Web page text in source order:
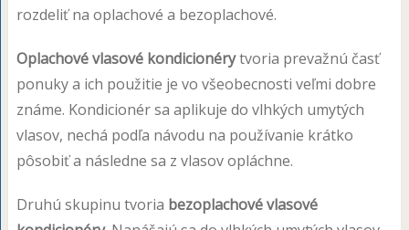
rozdeliť na oplachové a bezoplachové.
Oplachové vlasové kondicionérytvoria prevažnú časť
ponuky a ich použitie je vo všeobecnosti veľmi dobre
známe. Kondicionér sa aplikuje do vlhkých umytých
vlasov, nechá podľa návodu na používanie krátko
pôsobiť a následne sa z vlasov opláchne.
Druhú skupinu tvoria bezoplachové vlasové